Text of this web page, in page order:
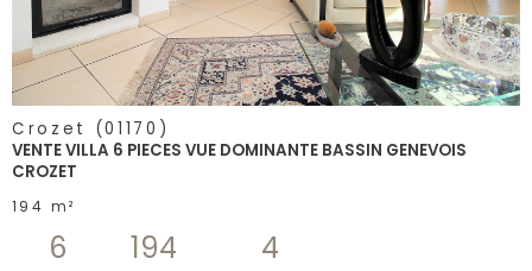
Crozet (01170)
VENTE VILLA 6 PIECES VUE DOMINANTE BASSIN GENEVOIS
CROZET
194 m²
6 194 4